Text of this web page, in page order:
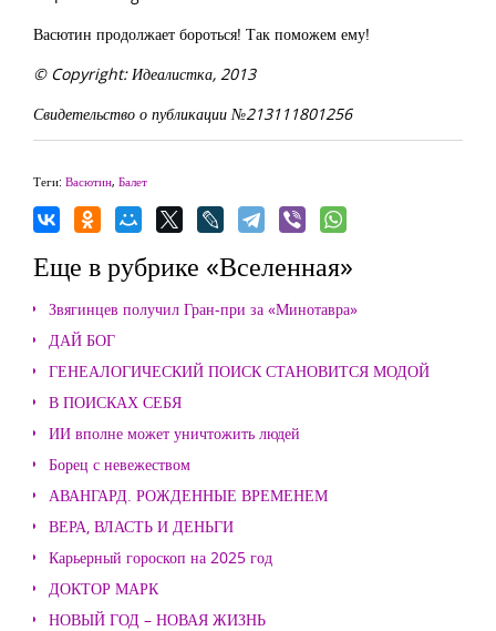
Васютин продолжает бороться! Так поможем ему!
© Copyright: Идеалистка, 2013
Свидетельство о публикации №213111801256
Теги: Васютин, Балет
Еще в рубрике «Вселенная»
Звягинцев получил Гран-при за «Минотавра»
ДАЙ БОГ
ГЕНЕАЛОГИЧЕСКИЙ ПОИСК СТАНОВИТСЯ МОДОЙ
В ПОИСКАХ СЕБЯ
ИИ вполне может уничтожить людей
Борец с невежеством
АВАНГАРД. РОЖДЕННЫЕ ВРЕМЕНЕМ
ВЕРА, ВЛАСТЬ И ДЕНЬГИ
Карьерный гороскоп на 2025 год
ДОКТОР МАРК
НОВЫЙ ГОД – НОВАЯ ЖИЗНЬ